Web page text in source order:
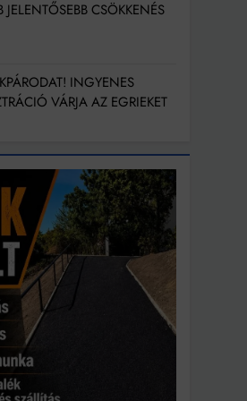
JELENTŐSEBB CSÖKKENÉS
INGYENES
VÁRJA AZ EGRIEKET